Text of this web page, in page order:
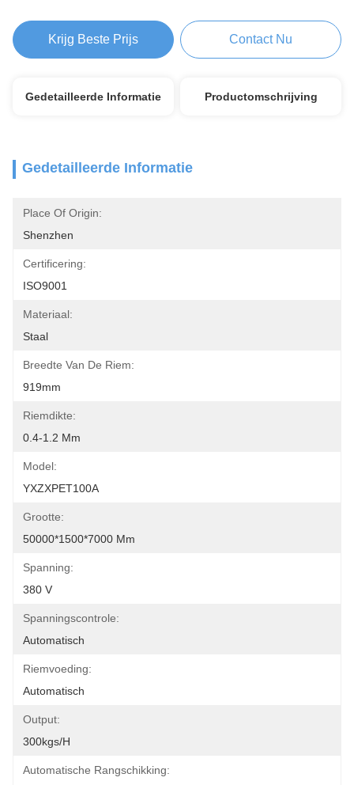
Krijg Beste Prijs Contact Nu
Gedetailleerde Informatie Productomschrijving
Gedetailleerde Informatie
Place Of Origin:
Shenzhen
Certificering:
ISO9001
Materiaal:
Staal
Breedte Van De Riem:
919mm
Riemdikte:
0.4-1.2 Mm
Model:
YXZXPET100A
Grootte:
50000*1500*7000 Mm
Spanning:
380 V
Spanningscontrole:
Automatisch
Riemvoeding:
Automatisch
Output:
300kgs/h
Automatische Rangschikking: